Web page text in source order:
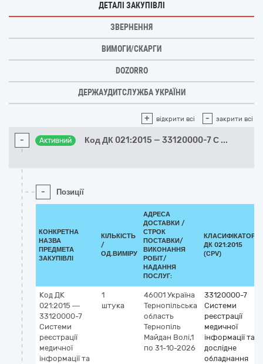
ДЕТАЛІ ЗАКУПІВЛІ
ЗВЕРНЕННЯ
ВИМОГИ/СКАРГИ
DOZORRO
ДЕРЖАУДИТСЛУЖБА УКРАЇНИ
+ відкрити всі - закрити всі
- Активний Код ДК 021:2015 — 33120000-7 С ...
- Позиції
КОНКРЕТНА
НАЗВА
ПРЕДМЕТА
ЗАКУПІВЛІ
КІЛЬКІСТЬ
/
ОД.ВИМІРУ
АДРЕСА
ДОСТАВКИ /
СТРОК
ПОСТАВКИ/
ВИКОНАННЯ
РОБІТ/
НАДАННЯ
ПОСЛУГ:
КЛАСИФІКАТОР
ДК 021:2015
(CPV)
Код ДК
021:2015 —
33120000-7
Системи
реєстрації
медичної
інформації та
1
штука
46001 Україна
Тернопільська
область
Тернопіль
Майдан Волі,1
по 31-10-2026
33120000-7
Системи
реєстрації
медичної
інформації та
дослідне
обладнання